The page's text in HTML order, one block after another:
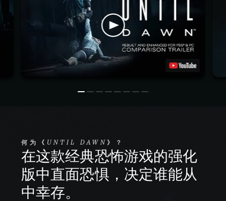
何为《UNTIL DAWN》？
在这款经典恐怖游戏的强化
版中直面恐惧，决定谁能从
中幸存。